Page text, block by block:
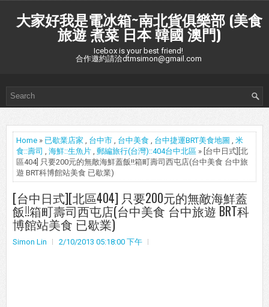
大家好我是電冰箱~南北貨俱樂部 (美食
旅遊 煮菜 日本 韓國 澳門)
Icebox is your best friend!
合作邀約請洽dtmsimon@gmail.com
Home » 已歇業店家 , 台中市 , 台中美食 , 台中捷運BRT美食地圖 , 米
食::壽司 , 海鮮::生魚片 , 郵編旅行(台灣)::404台中北區 » [台中日式][北
區404] 只要200元的無敵海鮮蓋飯!!箱町壽司西屯店(台中美食 台中旅
遊 BRT科博館站美食 已歇業)
[台中日式][北區404] 只要200元的無敵海鮮蓋
飯!!箱町壽司西屯店(台中美食 台中旅遊 BRT科
博館站美食 已歇業)
Simon Lin 2/10/2013 05:18:00 下午